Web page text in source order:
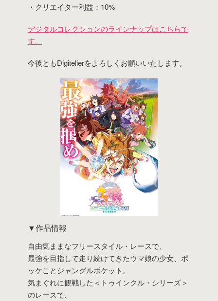
アイテムがありません。
・クリエイター利益：10%
デジタルコレクションのラインナップはこちらで
す。
今後ともDigitelierをよろしくお願いいたします。
▼作品情報
自由気ままなフリースタイル・レースで、
最強を目指して走り続けてきたウマ娘の少女、ポ
ッケことジャングルポケット。
気まぐれに観戦した＜トゥインクル・シリーズ＞
のレースで、